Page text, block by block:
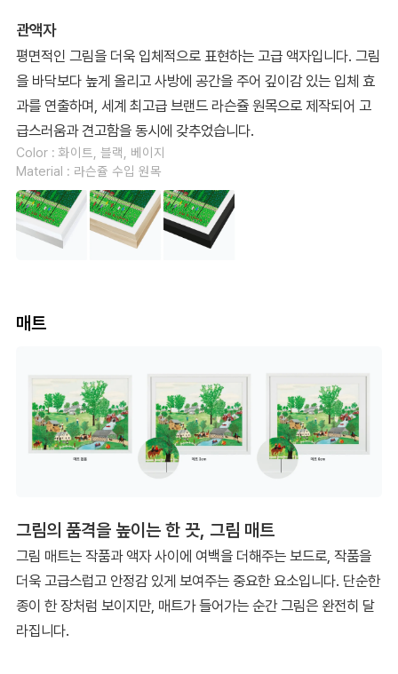
관액자
평면적인 그림을 더욱 입체적으로 표현하는 고급 액자입니다. 그림
을 바닥보다 높게 올리고 사방에 공간을 주어 깊이감 있는 입체 효
과를 연출하며, 세계 최고급 브랜드 라슨쥴 원목으로 제작되어 고
급스러움과 견고함을 동시에 갖추었습니다.
Color : 화이트, 블랙, 베이지
Material : 라슨쥴 수입 원목
매트
그림의 품격을 높이는 한 끗, 그림 매트
그림 매트는 작품과 액자 사이에 여백을 더해주는 보드로, 작품을
더욱 고급스럽고 안정감 있게 보여주는 중요한 요소입니다. 단순한
종이 한 장처럼 보이지만, 매트가 들어가는 순간 그림은 완전히 달
라집니다.